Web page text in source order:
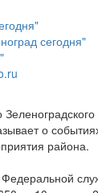
сегодня"
о
района.